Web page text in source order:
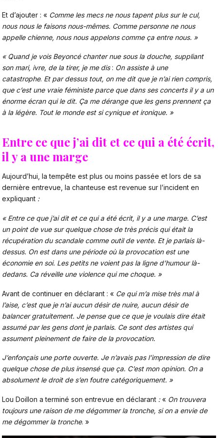
Et d’ajouter : « Comme les mecs ne nous tapent plus sur le cul,
nous nous le faisons nous-mêmes. Comme personne ne nous
appelle chienne, nous nous appelons comme ça entre nous. »
« Quand je vois Beyoncé chanter nue sous la douche, suppliant
son mari, ivre, de la tirer, je me dis: On assiste à une
catastrophe. Et par dessus tout, on me dit que je n’ai rien compris,
que c’est une vraie féministe parce que dans ses concerts il y a un
énorme écran qui le dit. Ça me dérange que les gens prennent ça
à la légère. Tout le monde est si cynique et ironique. »
Entre ce que j’ai dit et ce qui a été écrit,
il y a une marge
Aujourd’hui, la tempête est plus ou moins passée et lors de sa
dernière entrevue, la chanteuse est revenue sur l’incident en
expliquant :
«Entre ce que j’ai dit et ce qui a été écrit, il y a une marge. C’est
un point de vue sur quelque chose de très précis qui était la
récupération du scandale comme outil de vente. Et je parlais là-
dessus. On est dans une période où la provocation est une
économie en soi. Les petits ne voient pas la ligne d’humour là-
dedans. Ca réveille une violence qui me choque. »
Avant de continuer en déclarant : « Ce qui m’a mise très mal à
l’aise, c’est que je n’ai aucun désir de nuire, aucun désir de
balancer gratuitement. Je pense que ce que je voulais dire était
assumé par les gens dont je parlais. Ce sont des artistes qui
assument pleinement de faire de la provocation.
J’enfonçais une porte ouverte. Je n’avais pas l’impression de dire
quelque chose de plus insensé que ça. C’est mon opinion. On a
absolument le droit de s’en foutre catégoriquement. »
Lou Doillon a terminé son entrevue en déclarant :« On trouvera
toujours une raison de me dégommer la tronche, si on a envie de
me dégommer la tronche. »